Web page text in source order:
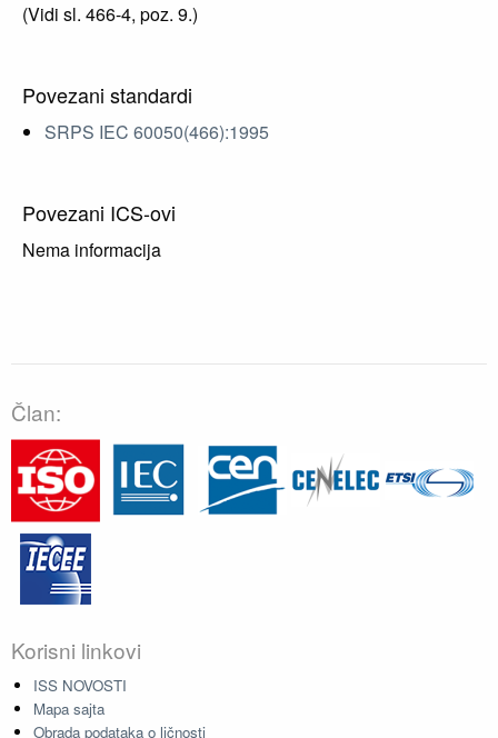
(Vidi sl. 466-4, poz. 9.)
Povezani standardi
SRPS IEC 60050(466):1995
Povezani ICS-ovi
Nema informacija
Član:
Korisni linkovi
ISS NOVOSTI
Mapa sajta
Obrada podataka o ličnosti